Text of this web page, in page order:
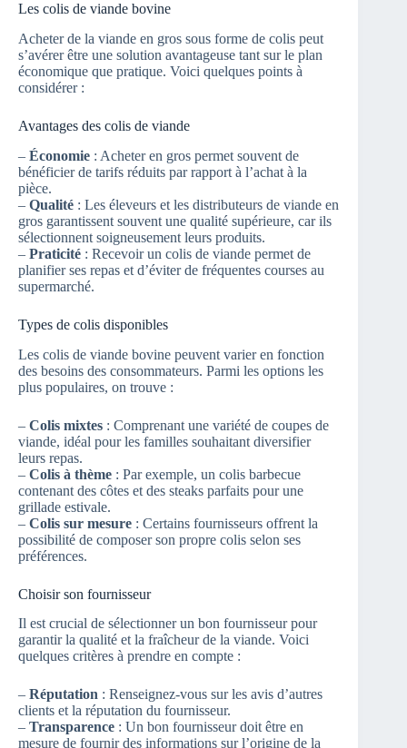
Les colis de viande bovine
Acheter de la viande en gros sous forme de colis peut
s’avérer être une solution avantageuse tant sur le plan
économique que pratique. Voici quelques points à
considérer :
Avantages des colis de viande
– Économie : Acheter en gros permet souvent de
bénéficier de tarifs réduits par rapport à l’achat à la
pièce.
– Qualité : Les éleveurs et les distributeurs de viande en
gros garantissent souvent une qualité supérieure, car ils
sélectionnent soigneusement leurs produits.
– Praticité : Recevoir un colis de viande permet de
planifier ses repas et d’éviter de fréquentes courses au
supermarché.
Types de colis disponibles
Les colis de viande bovine peuvent varier en fonction
des besoins des consommateurs. Parmi les options les
plus populaires, on trouve :
– Colis mixtes : Comprenant une variété de coupes de
viande, idéal pour les familles souhaitant diversifier
leurs repas.
– Colis à thème : Par exemple, un colis barbecue
contenant des côtes et des steaks parfaits pour une
grillade estivale.
– Colis sur mesure : Certains fournisseurs offrent la
possibilité de composer son propre colis selon ses
préférences.
Choisir son fournisseur
Il est crucial de sélectionner un bon fournisseur pour
garantir la qualité et la fraîcheur de la viande. Voici
quelques critères à prendre en compte :
– Réputation : Renseignez-vous sur les avis d’autres
clients et la réputation du fournisseur.
– Transparence : Un bon fournisseur doit être en
mesure de fournir des informations sur l’origine de la